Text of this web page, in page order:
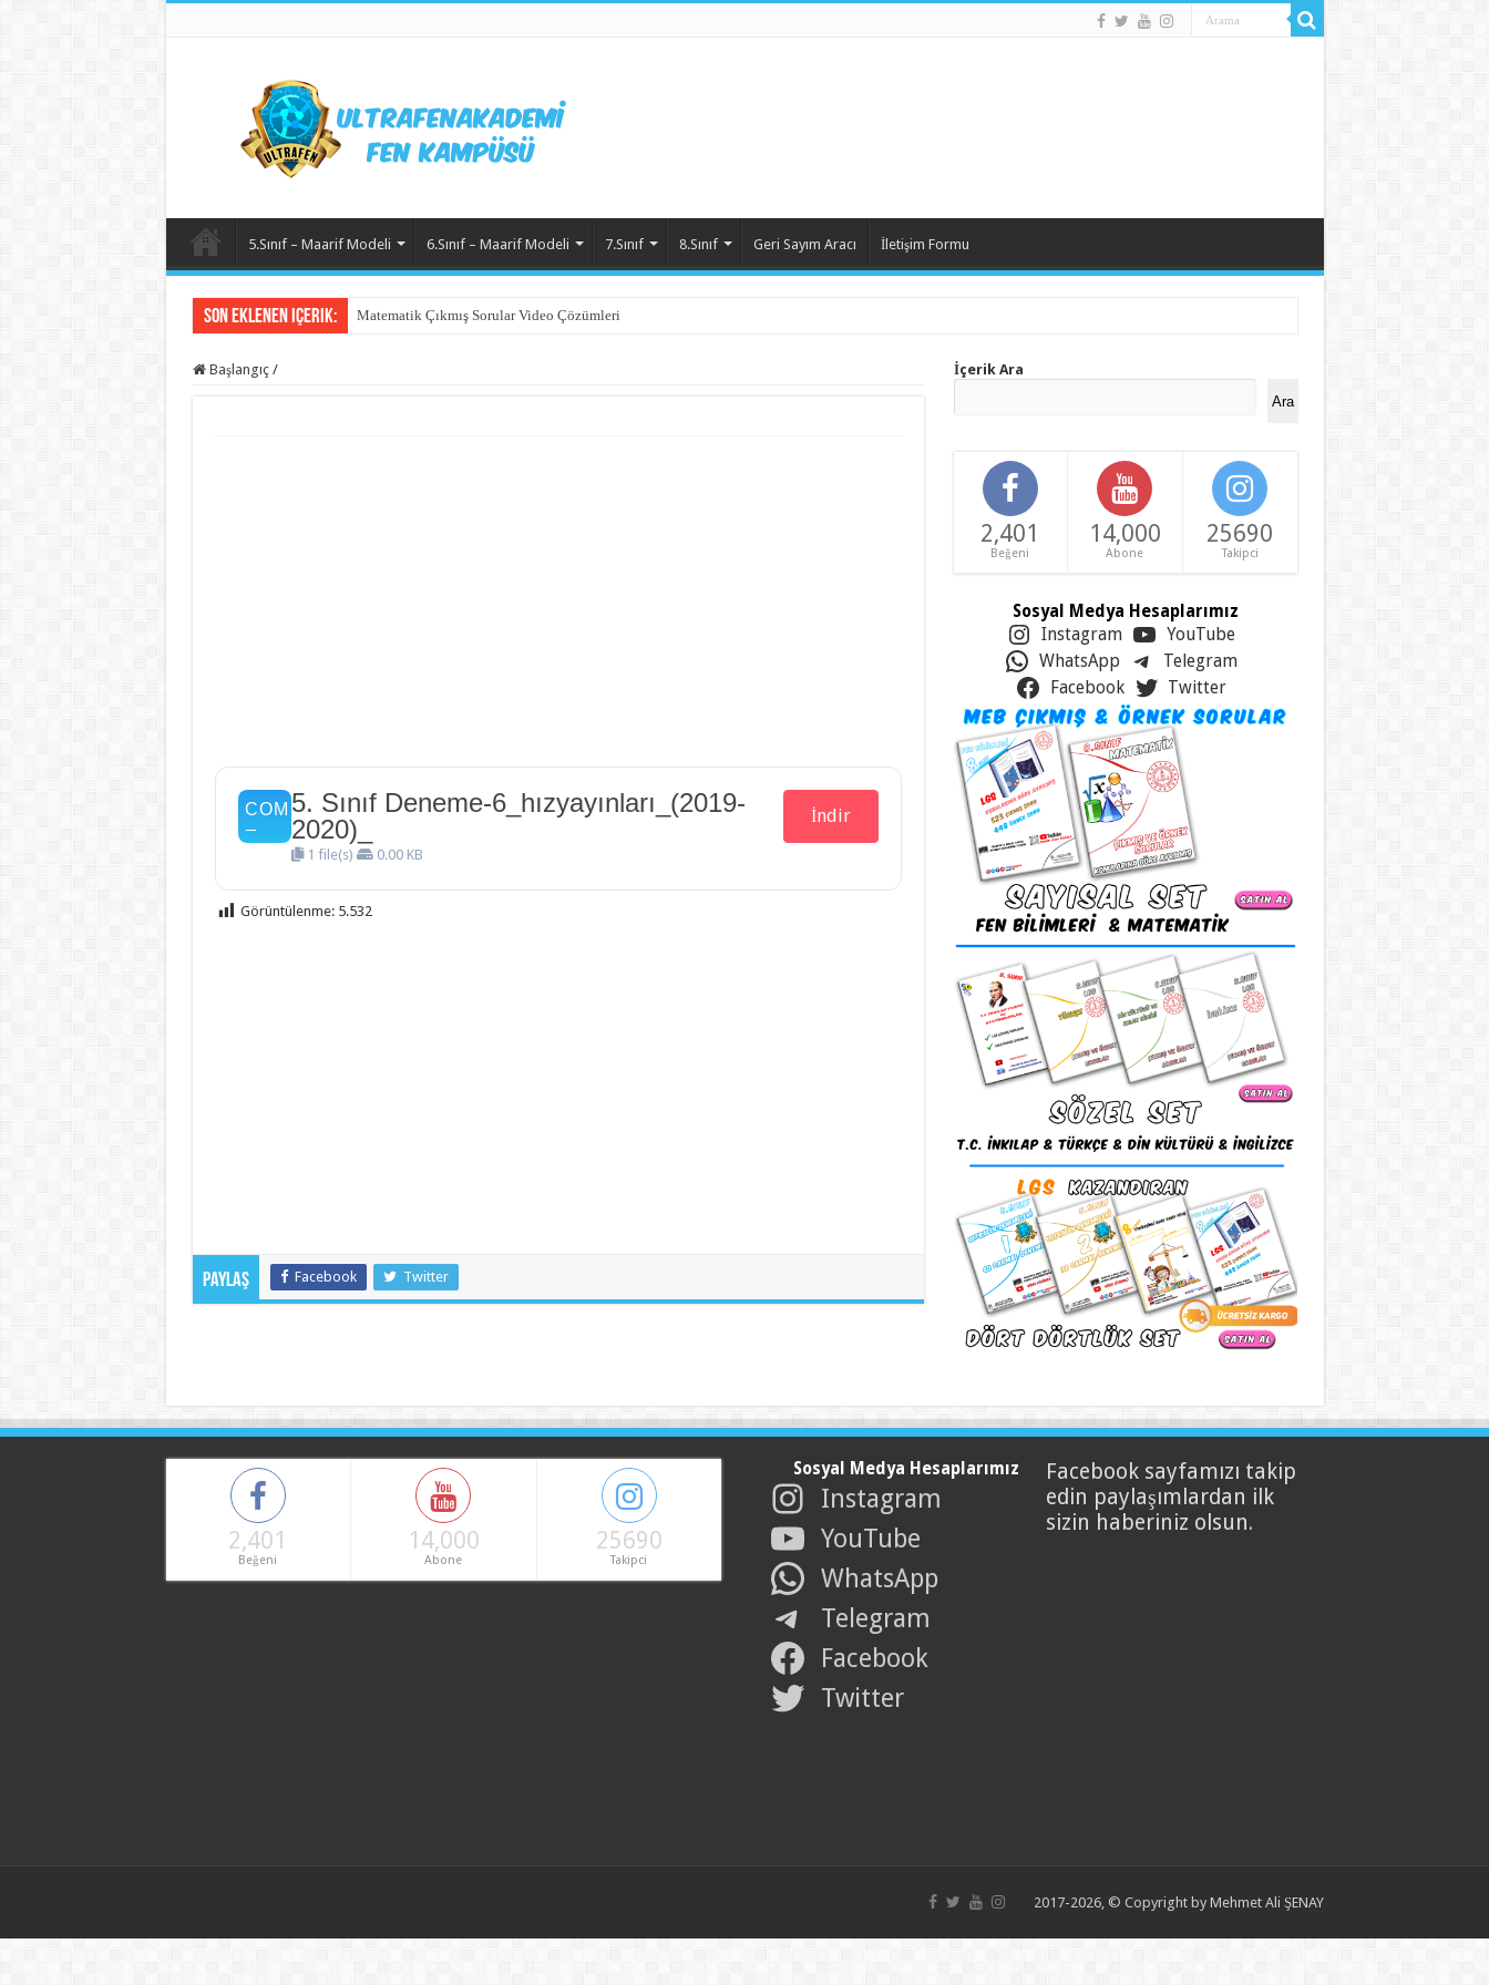
5.Sınıf – Maarif Modeli 6.Sınıf – Maarif Modeli 7.Sınıf 8.Sınıf Geri Sayım Aracı İletişim Formu
Son Eklenen içerik: Matematik Çıkmış Sorular Video Çözümleri
Başlangıç /
5. Sınıf Deneme-6_hızyayınları_(2019-
2020)_
1 file(s) 0.00 KB
İndir
Görüntülenme: 5.532
Paylaş Facebook Twitter
İçerik Ara
Ara
2,401
Beğeni
14,000
Abone
25690
Takipci
Sosyal Medya Hesaplarımız
Instagram
YouTube
WhatsApp
Telegram
Facebook
Twitter
2,401
Beğeni
14,000
Abone
25690
Takipci
Sosyal Medya Hesaplarımız
Instagram
YouTube
WhatsApp
Telegram
Facebook
Twitter
Facebook sayfamızı takip
edin paylaşımlardan ilk
sizin haberiniz olsun.
2017-2026, © Copyright by Mehmet Ali ŞENAY